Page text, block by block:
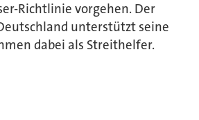
Richtlinie vorgehen. Der
unterstützt seine
dabei als Streithelfer.